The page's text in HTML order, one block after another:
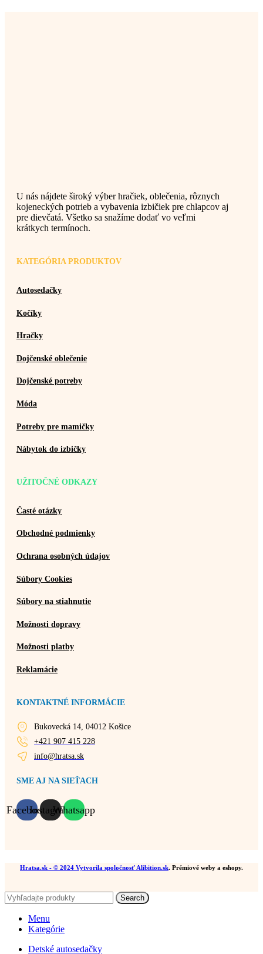
U nás nájdete široký výber hračiek, oblečenia, rôznych
kojeneckých potrieb a vybavenia izbičiek pre chlapcov aj
pre dievčatá. Všetko sa snažíme dodať vo veľmi
krátkych termínoch.
KATEGÓRIA PRODUKTOV
Autosedačky
Kočíky
Hračky
Dojčenské oblečenie
Dojčenské potreby
Móda
Potreby pre mamičky
Nábytok do izbičky
UŽITOČNÉ ODKAZY
Časté otázky
Obchodné podmienky
Ochrana osobných údajov
Súbory Cookies
Súbory na stiahnutie
Možnosti dopravy
Možnosti platby
Reklamácie
KONTAKTNÉ INFORMÁCIE
Bukovecká 14, 04012 Košice
+421 907 415 228
info@hratsa.sk
SME AJ NA SIEŤACH
FacebookInstagramWhatsapp
Hratsa.sk - © 2024 Vytvorila spoločnosť Alibition.sk. Prémiové weby a eshopy.
Search
Menu
Kategórie
Detské autosedačky